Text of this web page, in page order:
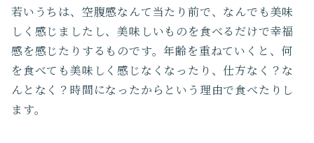
若いうちは、空腹感なんて当たり前で、なんでも美味
しく感じましたし、美味しいものを食べるだけで幸福
感を感じたりするものです。年齢を重ねていくと、何
を食べても美味しく感じなくなったり、仕方なく？な
んとなく？時間になったからという理由で食べたりし
ます。